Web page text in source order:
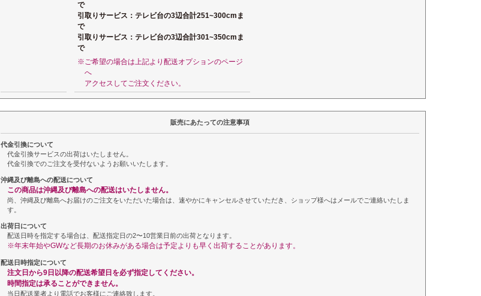
で
引取りサービス：テレビ台の3辺合計251~300cmま
で
引取りサービス：テレビ台の3辺合計301~350cmま
で
※ご希望の場合は上記より配送オプションのページ
へ
アクセスしてご注文ください。
販売にあたっての注意事項
代金引換について
代金引換サービスの出荷はいたしません。
代金引換でのご注文を受付ないようお願いいたします。
沖縄及び離島への配送について
この商品は沖縄及び離島への配送はいたしません。
尚、沖縄及び離島へお届けのご注文をいただいた場合は、速やかにキャンセルさせていただき、ショップ様へはメールでご連絡いたしま
す。
出荷日について
配送日時を指定する場合は、配送指定日の2〜10営業日前の出荷となります。
※年末年始やGWなど長期のお休みがある場合は予定よりも早く出荷することがあります。
配送日時指定について
注文日から9日以降の配送希望日を必ず指定してください。
時間指定は承ることができません。
当日配送業者より電話でお客様にご連絡致します。